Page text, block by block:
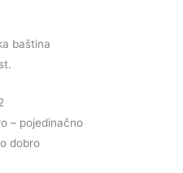
baština
– pojedinačno
dobro